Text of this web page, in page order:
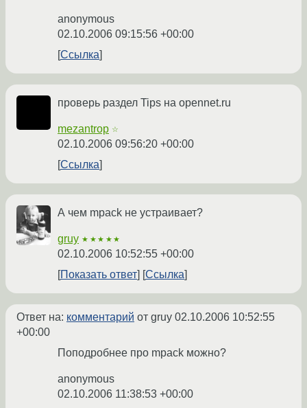
anonymous
02.10.2006 09:15:56 +00:00
Ссылка
проверь раздел Tips на opennet.ru
mezantrop ☆
02.10.2006 09:56:20 +00:00
Ссылка
А чем mpack не устраивает?
gruy ★★★★★
02.10.2006 10:52:55 +00:00
Показать ответ
Ссылка
Ответ на: комментарий от gruy 02.10.2006 10:52:55
+00:00
Поподробнее про mpack можно?
anonymous
02.10.2006 11:38:53 +00:00